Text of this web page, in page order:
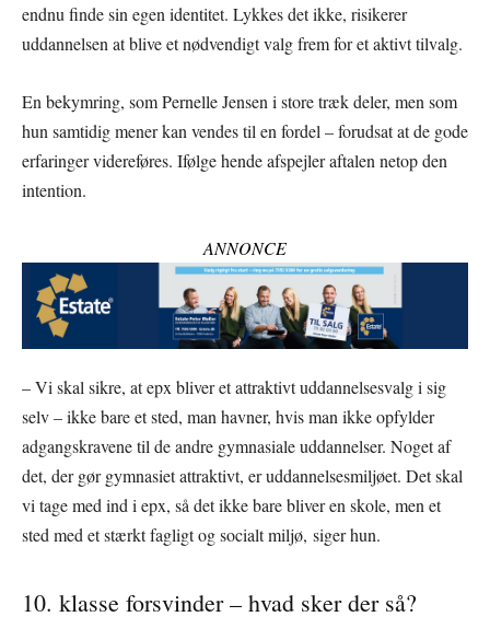
endnu finde sin egen identitet. Lykkes det ikke, risikerer
uddannelsen at blive et nødvendigt valg frem for et aktivt tilvalg.
En bekymring, som Pernelle Jensen i store træk deler, men som
hun samtidig mener kan vendes til en fordel – forudsat at de gode
erfaringer videreføres. Ifølge hende afspejler aftalen netop den
intention.
ANNONCE
– Vi skal sikre, at epx bliver et attraktivt uddannelsesvalg i sig
selv – ikke bare et sted, man havner, hvis man ikke opfylder
adgangskravene til de andre gymnasiale uddannelser. Noget af
det, der gør gymnasiet attraktivt, er uddannelsesmiljøet. Det skal
vi tage med ind i epx, så det ikke bare bliver en skole, men et
sted med et stærkt fagligt og socialt miljø, siger hun.
10. klasse forsvinder – hvad sker der så?